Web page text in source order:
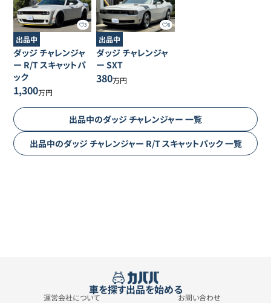
3
出品中
ダッジ チャレンジャ
ー R/T スキャットパ
ック
1,300万円
6
出品中
ダッジ チャレンジャ
ー SXT
380万円
出品中のダッジ チャレンジャー 一覧
出品中のダッジ チャレンジャー R/T スキャットパック一覧
車を探す出品を始める
運営会社について お問い合わせ